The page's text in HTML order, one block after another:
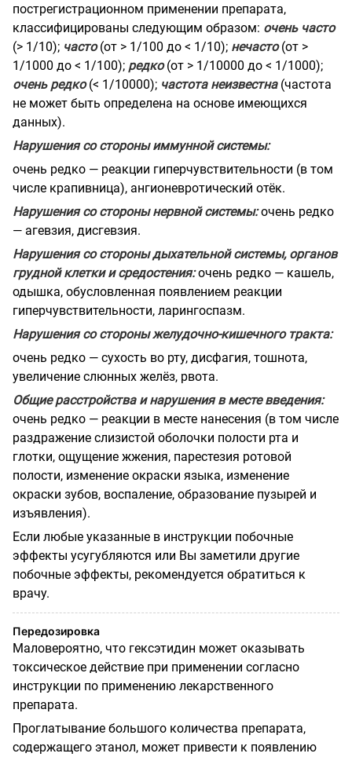
пострегистрационном применении препарата,
классифицированы следующим образом: очень часто
(> 1/10); часто(от > 1/100 до < 1/10); нечасто(от >
1/1000 до < 1/100); редко(от > 1/10000 до < 1/1000);
очень редко(< 1/10000); частота неизвестна(частота
не может быть определена на основе имеющихся
данных).
Нарушения со стороны иммунной системы:
очень редко — реакции гиперчувствительности (в том
числе крапивница), ангионевротический отёк.
Нарушения со стороны нервной системы:очень редко
— агевзия, дисгевзия.
Нарушения со стороны дыхательной системы, органов
грудной клетки и средостения:очень редко — кашель,
одышка, обусловленная появлением реакции
гиперчувствительности, ларингоспазм.
Нарушения со стороны желудочно-кишечного тракта:
очень редко — сухость во рту, дисфагия, тошнота,
увеличение слюнных желёз, рвота.
Общие расстройства и нарушения в месте введения:
очень редко — реакции в месте нанесения (в том числе
раздражение слизистой оболочки полости рта и
глотки, ощущение жжения, парестезия ротовой
полости, изменение окраски языка, изменение
окраски зубов, воспаление, образование пузырей и
изъявления).
Если любые указанные в инструкции побочные
эффекты усугубляются или Вы заметили другие
побочные эффекты, рекомендуется обратиться к
врачу.
Передозировка
Маловероятно, что гексэтидин может оказывать
токсическое действие при применении согласно
инструкции по применению лекарственного
препарата.
Проглатывание большого количества препарата,
содержащего этанол, может привести к появлению